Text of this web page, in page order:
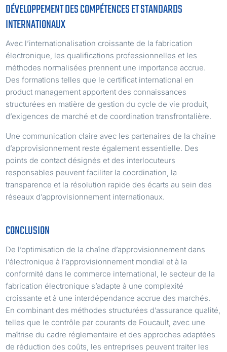
DÉVELOPPEMENT DES COMPÉTENCES ET STANDARDS
INTERNATIONAUX
Avec l’internationalisation croissante de la fabrication
électronique, les qualifications professionnelles et les
méthodes normalisées prennent une importance accrue.
Des formations telles que le certificat international en
product management apportent des connaissances
structurées en matière de gestion du cycle de vie produit,
d’exigences de marché et de coordination transfrontalière.
Une communication claire avec les partenaires de la chaîne
d’approvisionnement reste également essentielle. Des
points de contact désignés et des interlocuteurs
responsables peuvent faciliter la coordination, la
transparence et la résolution rapide des écarts au sein des
réseaux d’approvisionnement internationaux.
CONCLUSION
De l’optimisation de la chaîne d’approvisionnement dans
l’électronique à l’approvisionnement mondial et à la
conformité dans le commerce international, le secteur de la
fabrication électronique s’adapte à une complexité
croissante et à une interdépendance accrue des marchés.
En combinant des méthodes structurées d’assurance qualité,
telles que le contrôle par courants de Foucault, avec une
maîtrise du cadre réglementaire et des approches adaptées
de réduction des coûts, les entreprises peuvent traiter les